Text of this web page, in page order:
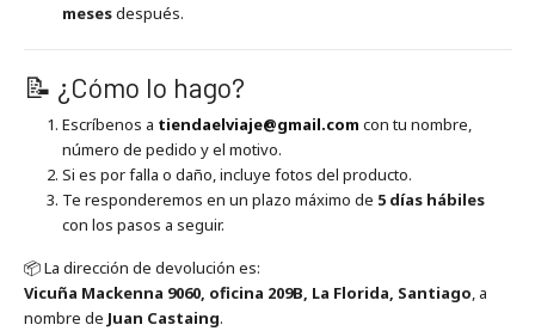
mesesdespués.
📝 ¿Cómo lo hago?
Escríbenos a tiendaelviaje@gmail.com con tu nombre,
número de pedido y el motivo.
Si es por falla o daño, incluye fotos del producto.
Te responderemos en un plazo máximo de 5 días hábiles
con los pasos a seguir.
📦 La dirección de devolución es:
Vicuña Mackenna 9060, oficina 209B, La Florida, Santiago, a
nombre de Juan Castaing.